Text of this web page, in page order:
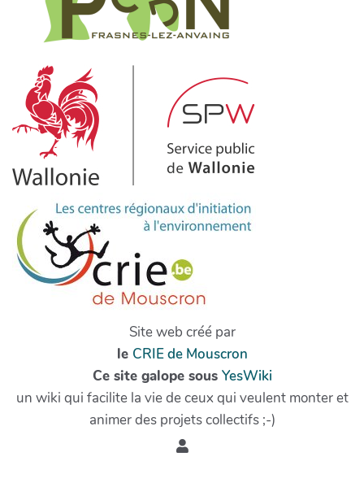
Site web créé par
le CRIE de Mouscron
Ce site galope sous YesWiki
un wiki qui facilite la vie de ceux qui veulent monter et
animer des projets collectifs ;-)